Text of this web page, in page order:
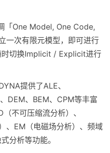
「One Model, One Code,
一次有限元模型，即可进行
时切换Implicit / Explicit进行
提供了ALE、
DEM、BEM、CPM等丰富
不可压缩流分析）、
、EM（电磁场分析）、频域
分析等功能。